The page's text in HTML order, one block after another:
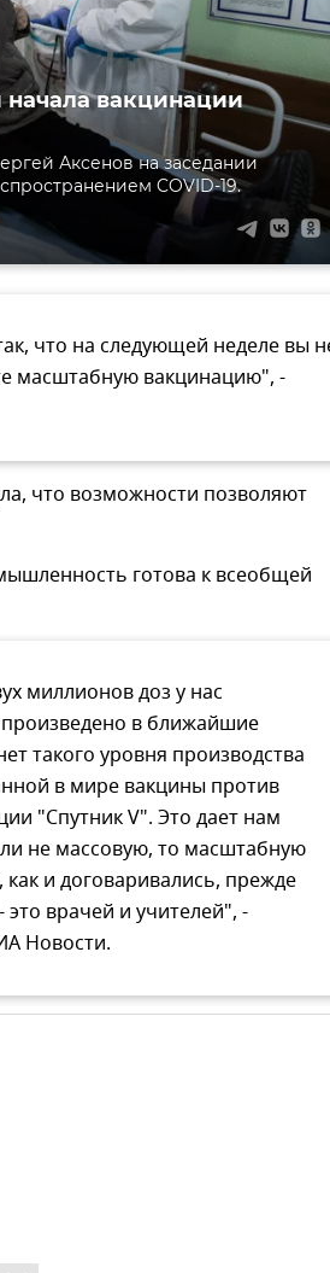
вакцинации
Аксенов на заседании
COVID-19.
что на следующей неделе вы
масштабную вакцинацию", -
что возможности позволяют
готова к всеобщей
миллионов доз у нас
в ближайшие
такого уровня производства
в мире вакцины против
"Спутник V". Это дает нам
не массовую, то масштабную
и договаривались, прежде
это врачей и учителей", -
Новости.